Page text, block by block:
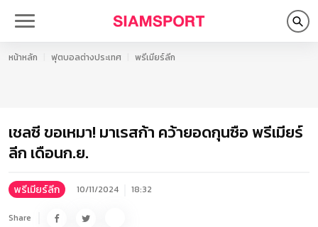
หน้าหลัก ฟุตบอลต่างประเทศ พรีเมียร์ลีก
เชลซี ขอเหมา! มาเรสก้า คว้ายอดกุนซือ พรีเมียร์
ลีก เดือนก.ย.
พรีเมียร์ลีก 10/11/2024 18:32
Share